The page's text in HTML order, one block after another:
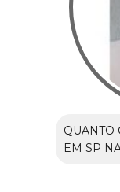
QUANTO
EM SP